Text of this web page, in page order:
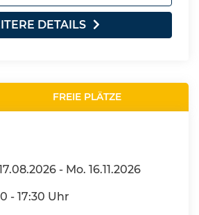
DETAILS
FREIE PLÄTZE
- Mo. 16.11.2026
- 17:30 Uhr